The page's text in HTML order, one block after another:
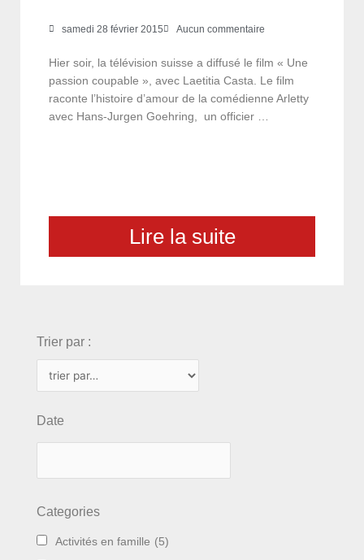
samedi 28 février 2015 Aucun commentaire
Hier soir, la télévision suisse a diffusé le film « Une
passion coupable », avec Laetitia Casta. Le film
raconte l’histoire d’amour de la comédienne Arletty
avec Hans-Jurgen Goehring, un officier …
Lire la suite
Trier par :
Date
Categories
Activités en famille (5)